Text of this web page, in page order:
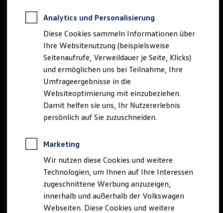
Professional Class bei Volkswagen
Behörden
Direktkunden
Sonderfahrzeuge
Anpfiff zum Gewinn
Elektromobilität
Elektroautos
ID. Tutorials
Elektrofahrzeugkonzepte
ID. EVERY1
Reichweite
Rekuperation
Laden unterwegs
Laden Zuhause
Ladestationen finden
Ladezeitensimulator
Batterie
Sicherheit
Analytics und Personalisierung
Diese Cookies sammeln Informationen über
Ihre Websitenutzung (beispielsweise
Seitenaufrufe, Verweildauer je Seite, Klicks)
und ermöglichen uns bei Teilnahme, Ihre
Umfrageergebnisse in die
Websiteoptimierung mit einzubeziehen.
Damit helfen sie uns, Ihr Nutzererlebnis
persönlich auf Sie zuzuschneiden.
Marketing
Wir nutzen diese Cookies und weitere
Technologien, um Ihnen auf Ihre Interessen
zugeschnittene Werbung anzuzeigen,
innerhalb und außerhalb der Volkswagen
Webseiten. Diese Cookies und weitere